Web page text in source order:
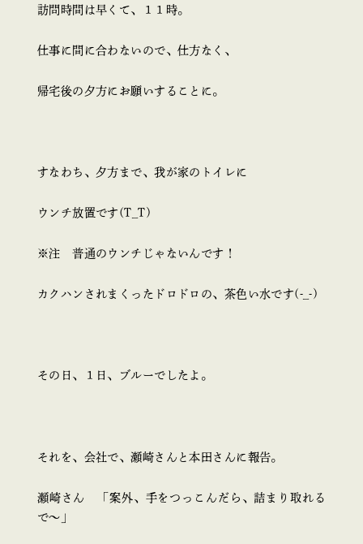
訪問時間は早くて、１１時。
仕事に間に合わないので、仕方なく、
帰宅後の夕方にお願いすることに。
すなわち、夕方まで、我が家のトイレに
ウンチ放置です(T_T)
※注 普通のウンチじゃないんです！
カクハンされまくったドロドロの、茶色い水です(-_-)
その日、１日、ブルーでしたよ。
それを、会社で、瀬崎さんと本田さんに報告。
瀬崎さん 「案外、手をつっこんだら、詰まり取れる
で～」